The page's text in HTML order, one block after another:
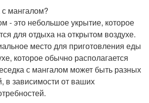
с мангалом?
- это небольшое укрытие, которое
для отдыха на открытом воздухе.
место для приготовления еды
которое обычно располагается
с мангалом может быть разных
в зависимости от ваших